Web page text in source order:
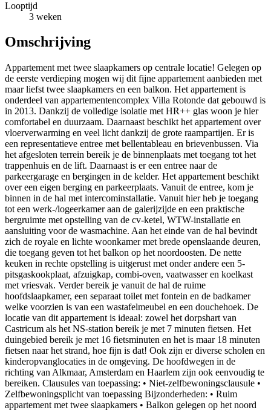
Looptijd
3 weken
Omschrijving
Appartement met twee slaapkamers op centrale locatie! Gelegen op
de eerste verdieping mogen wij dit fijne appartement aanbieden met
maar liefst twee slaapkamers en een balkon. Het appartement is
onderdeel van appartementencomplex Villa Rotonde dat gebouwd is
in 2013. Dankzij de volledige isolatie met HR++ glas woon je hier
comfortabel en duurzaam. Daarnaast beschikt het appartement over
vloerverwarming en veel licht dankzij de grote raampartijen. Er is
een representatieve entree met bellentableau en brievenbussen. Via
het afgesloten terrein bereik je de binnenplaats met toegang tot het
trappenhuis en de lift. Daarnaast is er een entree naar de
parkeergarage en bergingen in de kelder. Het appartement beschikt
over een eigen berging en parkeerplaats. Vanuit de entree, kom je
binnen in de hal met intercominstallatie. Vanuit hier heb je toegang
tot een werk-/logeerkamer aan de galerijzijde en een praktische
bergruimte met opstelling van de cv-ketel, WTW-installatie en
aansluiting voor de wasmachine. Aan het einde van de hal bevindt
zich de royale en lichte woonkamer met brede openslaande deuren,
die toegang geven tot het balkon op het noordoosten. De nette
keuken in rechte opstelling is uitgerust met onder andere een 5-
pitsgaskookplaat, afzuigkap, combi-oven, vaatwasser en koelkast
met vriesvak. Verder bereik je vanuit de hal de ruime
hoofdslaapkamer, een separaat toilet met fontein en de badkamer
welke voorzien is van een wastafelmeubel en een douchehoek. De
locatie van dit appartement is ideaal: zowel het dorpshart van
Castricum als het NS-station bereik je met 7 minuten fietsen. Het
duingebied bereik je met 16 fietsminuten en het is maar 18 minuten
fietsen naar het strand, hoe fijn is dat! Ook zijn er diverse scholen en
kinderopvanglocaties in de omgeving. De hoofdwegen in de
richting van Alkmaar, Amsterdam en Haarlem zijn ook eenvoudig te
bereiken. Clausules van toepassing: • Niet-zelfbewoningsclausule •
Zelfbewoningsplicht van toepassing Bijzonderheden: • Ruim
appartement met twee slaapkamers • Balkon gelegen op het noord